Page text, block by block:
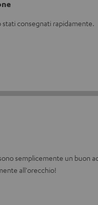
stati consegnati rapidamente.
semplicemente un buon
all'orecchio!